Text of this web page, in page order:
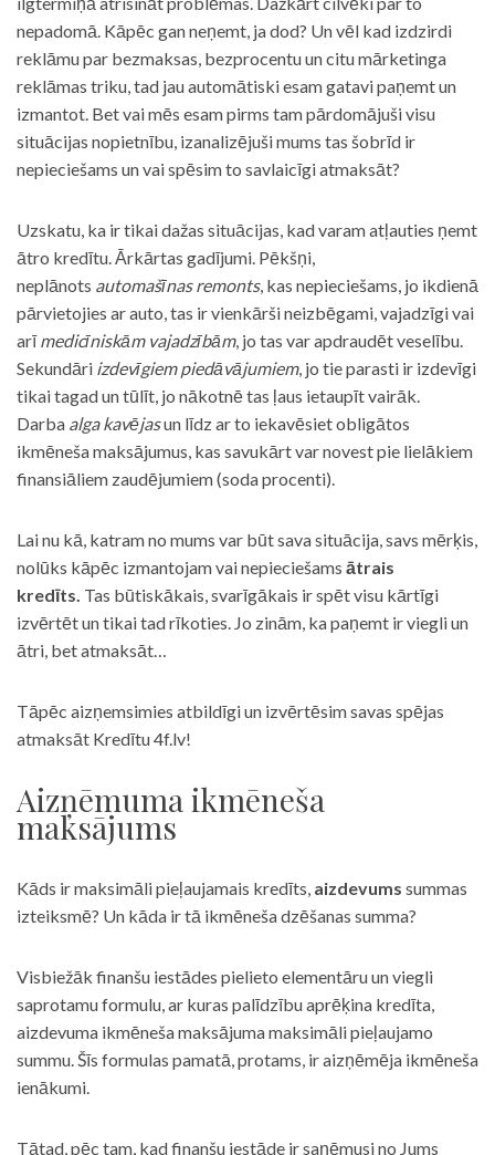
nepadomā. Kāpēc gan neņemt, ja dod? Un vēl kad izdzirdi
reklāmu par bezmaksas, bezprocentu un citu mārketinga
reklāmas triku, tad jau automātiski esam gatavi paņemt un
izmantot. Bet vai mēs esam pirms tam pārdomājuši visu
situācijas nopietnību, izanalizējuši mums tas šobrīd ir
nepieciešams un vai spēsim to savlaicīgi atmaksāt?
Uzskatu, ka ir tikai dažas situācijas, kad varam atļauties ņemt
ātro kredītu. Ārkārtas gadījumi. Pēkšņi,
neplānots automašīnas remonts, kas nepieciešams, jo ikdienā
pārvietojies ar auto, tas ir vienkārši neizbēgami, vajadzīgi vai
arīmedicīniskām vajadzībām, jo tas var apdraudēt veselību.
Sekundāri izdevīgiem piedāvājumiem, jo tie parasti ir izdevīgi
tikai tagad un tūlīt, jo nākotnē tas ļaus ietaupīt vairāk.
Darba alga kavējasun līdz ar to iekavēsiet obligātos
ikmēneša maksājumus, kas savukārt var novest pie lielākiem
finansiāliem zaudējumiem (soda procenti).
Lai nu kā, katram no mums var būt sava situācija, savs mērķis,
nolūks kāpēc izmantojam vai nepieciešams ātrais
kredīts. Tas būtiskākais, svarīgākais ir spēt visu kārtīgi
izvērtēt un tikai tad rīkoties. Jo zinām, ka paņemt ir viegli un
ātri, bet atmaksāt…
Tāpēc aizņemsimies atbildīgi un izvērtēsim savas spējas
atmaksāt Kredītu 4f.lv!
Aizņēmuma ikmēneša
maksājums
Kāds ir maksimāli pieļaujamais kredīts, aizdevums summas
izteiksmē? Un kāda ir tā ikmēneša dzēšanas summa?
Visbiežāk finanšu iestādes pielieto elementāru un viegli
saprotamu formulu, ar kuras palīdzību aprēķina kredīta,
aizdevuma ikmēneša maksājuma maksimāli pieļaujamo
summu. Šīs formulas pamatā, protams, ir aizņēmēja ikmēneša
ienākumi.
Tātad, pēc tam, kad finanšu iestāde ir saņēmusi no Jums